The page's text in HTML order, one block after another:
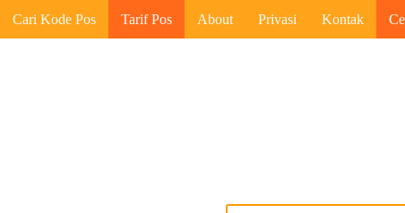
Cari Kode Pos Tarif Pos About Privasi Kontak